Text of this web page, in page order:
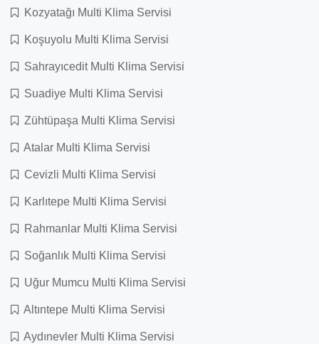
Kozyatağı Multi Klima Servisi
Koşuyolu Multi Klima Servisi
Sahrayıcedit Multi Klima Servisi
Suadiye Multi Klima Servisi
Zühtüpaşa Multi Klima Servisi
Atalar Multi Klima Servisi
Cevizli Multi Klima Servisi
Karlıtepe Multi Klima Servisi
Rahmanlar Multi Klima Servisi
Soğanlık Multi Klima Servisi
Uğur Mumcu Multi Klima Servisi
Altıntepe Multi Klima Servisi
Aydınevler Multi Klima Servisi